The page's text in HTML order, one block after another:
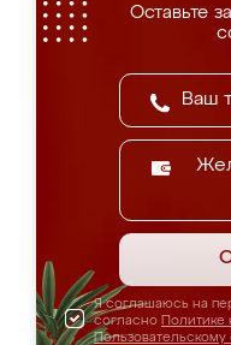
Оставьте
Я соглашаюсь на
согласно Политике